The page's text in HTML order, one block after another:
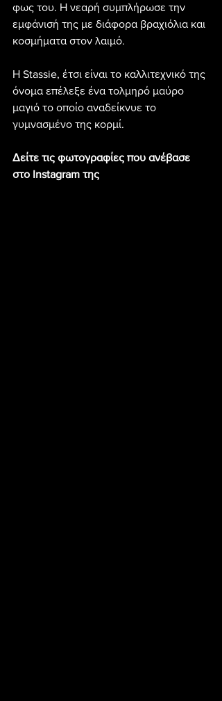
φως του. Η νεαρή συμπλήρωσε την
εμφάνισή της με διάφορα βραχιόλια και
κοσμήματα στον λαιμό.
Η Stassie, έτσι είναι το καλλιτεχνικό της
όνομα επέλεξε ένα τολμηρό μαύρο
μαγιό το οποίο αναδείκνυε το
γυμνασμένο της κορμί.
Δείτε τις φωτογραφίες που ανέβασε
στο Instagram της